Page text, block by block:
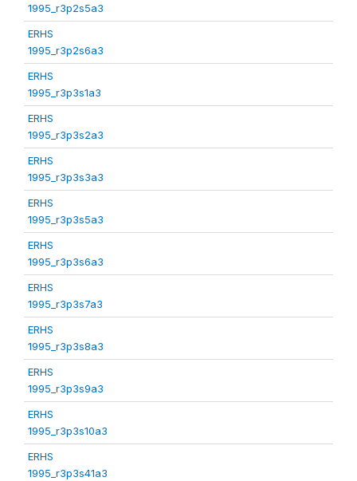
1995_r3p2s5a3
ERHS
1995_r3p2s6a3
ERHS
1995_r3p3s1a3
ERHS
1995_r3p3s2a3
ERHS
1995_r3p3s3a3
ERHS
1995_r3p3s5a3
ERHS
1995_r3p3s6a3
ERHS
1995_r3p3s7a3
ERHS
1995_r3p3s8a3
ERHS
1995_r3p3s9a3
ERHS
1995_r3p3s10a3
ERHS
1995_r3p3s41a3